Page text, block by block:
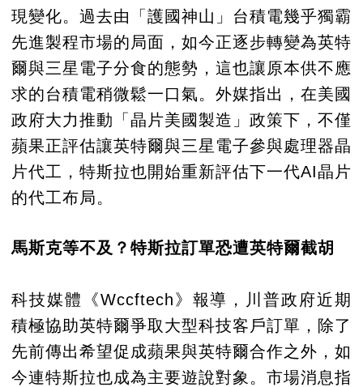
現變化。過去由「護國神山」台積電幾乎獨霸
先進製程市場的局面，如今正逐步轉變為英特
爾與三星電子分食的態勢，這也讓原本供不應
求的台積電稍微鬆一口氣。外媒指出，在美國
政府大力推動「晶片美國製造」政策下，不僅
蘋果正評估讓英特爾與三星電子參與處理器晶
片代工，特斯拉也開始重新評估下一代AI晶片
的代工布局。
馬斯克等不及？特斯拉訂單恐遭英特爾截胡
科技媒體《Wccftech》報導，川普政府近期
積極協助英特爾爭取大型科技客戶訂單，除了
先前傳出希望促成蘋果與英特爾合作之外，如
今連特斯拉也成為主要遊說對象。市場消息指